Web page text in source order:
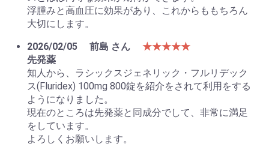
浮腫みと高血圧に効果があり、これからももちろん
大切にします。
2026/02/05
前島 さん
★★★★★
先発薬
知人から、ラシックスジェネリック・フルリデック
ス(Fluridex) 100mg 800錠を紹介をされて利用をする
ようになりました。
現在のところは先発薬と同成分でして、非常に満足
をしています。
よろしくお願いします。